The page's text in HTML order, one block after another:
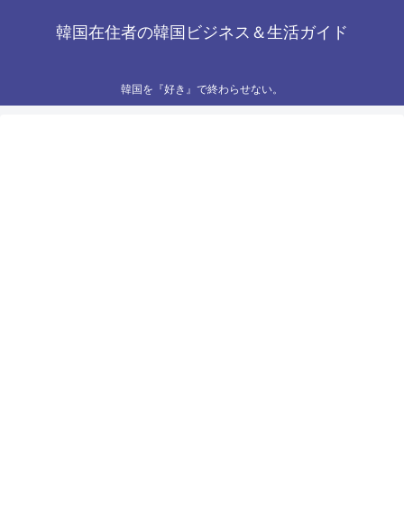
韓国在住者の韓国ビジネス＆生活ガイド
韓国を『好き』で終わらせない。